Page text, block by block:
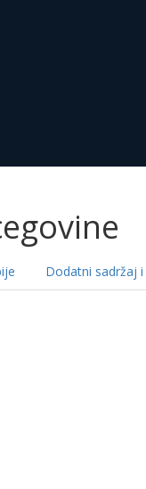
Dodatni sadržaj